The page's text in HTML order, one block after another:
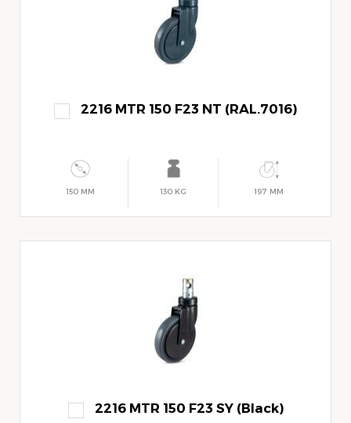
2216 MTR 150 F23 NT (RAL.7016)
150 MM 130 KG 197 MM
2216 MTR 150 F23 SY (Black)